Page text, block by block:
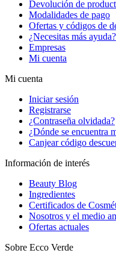
Devolución de
Modalidades de pago
Ofertas y códigos de
¿Necesitas más ayuda?
Empresas
Mi cuenta
Mi cuenta
Iniciar sesión
Registrarse
¿Contraseña olvidada?
¿Dónde se encuentra
Canjear código
Información de interés
Beauty Blog
Ingredientes
Certificados de
Nosotros y el medio
Ofertas actuales
Sobre Ecco Verde